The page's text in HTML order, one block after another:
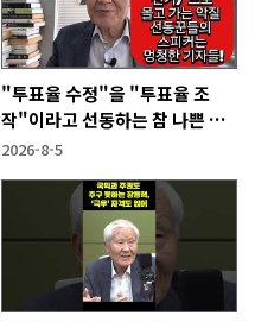
"투표율 수정"을 "투표율 조
작"이라고 선동하는 참 나쁜 사
람들!
2026-8-5